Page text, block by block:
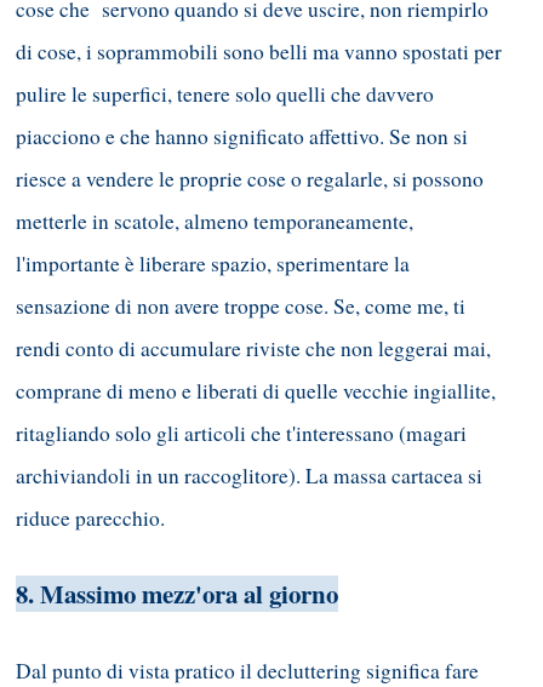
cose che servono quando si deve uscire, non riempirlo
di cose, i soprammobili sono belli ma vanno spostati per
pulire le superfici, tenere solo quelli che davvero
piacciono e che hanno significato affettivo. Se non si
riesce a vendere le proprie cose o regalarle, si possono
metterle in scatole, almeno temporaneamente,
l'importante è liberare spazio, sperimentare la
sensazione di non avere troppe cose. Se, come me, ti
rendi conto di accumulare riviste che non leggerai mai,
comprane di meno e liberati di quelle vecchie ingiallite,
ritagliando solo gli articoli che t'interessano (magari
archiviandoli in un raccoglitore). La massa cartacea si
riduce parecchio.
8. Massimo mezz'ora al giorno
Dal punto di vista pratico il decluttering significa fare